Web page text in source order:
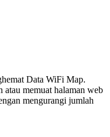
Data WiFi Map.
atau memuat halaman web
mengurangi jumlah